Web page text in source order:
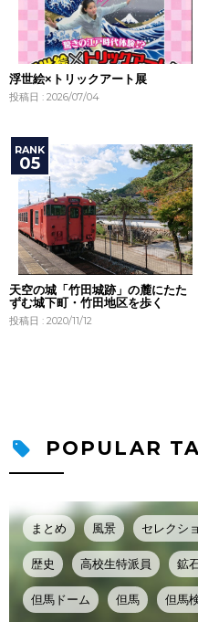
浮世絵×トリックアート展
投稿日 : 2026/07/04
天空の城「竹田城跡」の麓にたた
ずむ城下町・竹田地区を歩く
投稿日 : 2020/11/12
POPULAR
まとめ 風景 セレクシ
歴史 高校生特派員 鉱
但馬ドーム 但馬 但馬